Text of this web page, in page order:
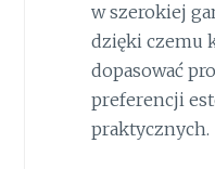
w szerokiej
dzięki czemu
dopasować
preferencji
praktycznych.